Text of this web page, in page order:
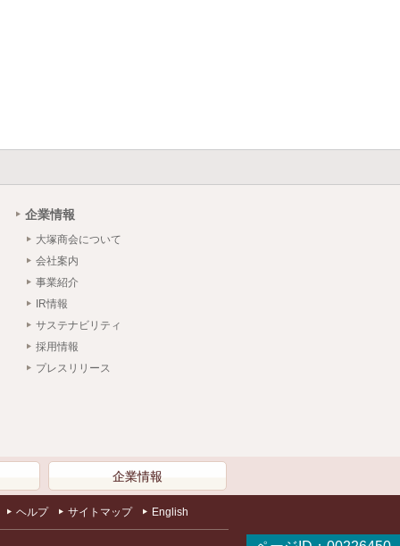
企業情報
大塚商会について
会社案内
事業紹介
IR情報
サステナビリティ
採用情報
プレスリリース
企業情報
ヘルプ サイトマップ English